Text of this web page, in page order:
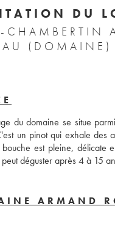
DU
CHAMBERTIN
du domaine se situe
un pinot qui exhale des
est pleine, délicate
déguster après 4 à 15
ARMAND